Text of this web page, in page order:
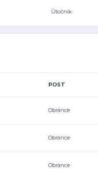
Útočník
POST
Obránce
Obránce
Obránce